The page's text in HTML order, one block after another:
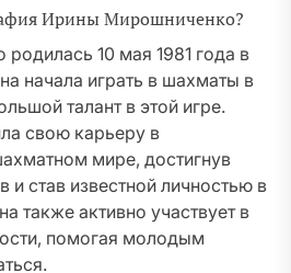
Ирины Мирошниченко?
10 мая 1981 года в
начала играть в шахматы в
талант в этой игре.
свою карьеру в
мире, достигнув
и став известной личностью в
также активно участвует в
помогая молодым